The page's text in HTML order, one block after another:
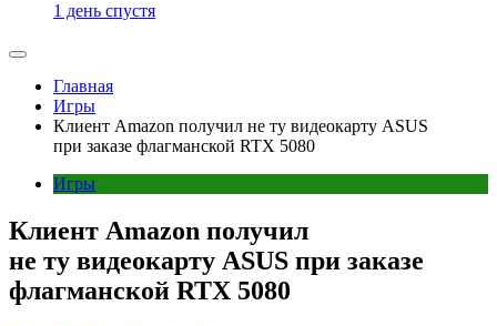
1 день спустя
Главная
Игры
Клиент Amazon получил не ту видеокарту ASUS
при заказе флагманской RTX 5080
Игры
Клиент Amazon получил
не ту видеокарту ASUS при заказе
флагманской RTX 5080